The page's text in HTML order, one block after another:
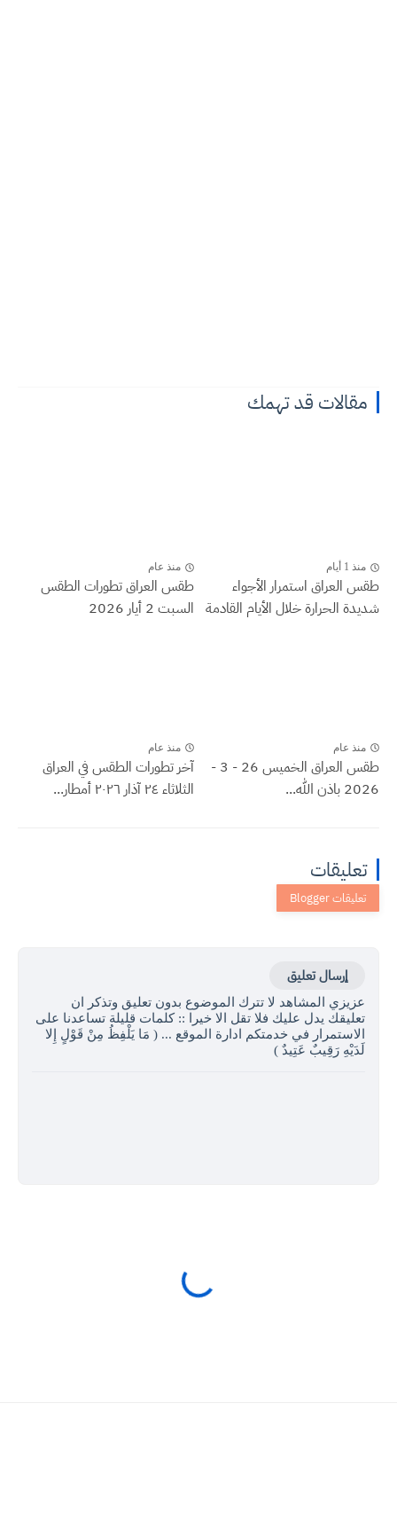
مقالات قد تهمك
منذ 1 أيام
طقس العراق ‏استمرار الأجواء
شديدة الحرارة خلال الأيام القادمة
منذ عام
طقس العراق تطورات الطقس
السبت 2 أيار 2026
منذ عام
طقس العراق الخميس 26 - 3 -
2026 باذن الله...
منذ عام
آخر تطورات الطقس في العراق
الثلاثاء ٢٤ آذار ٢٠٢٦ أمطار...
تعليقات
إرسال تعليق
عزيزي المشاهد لا تترك الموضوع بدون تعليق وتذكر ان
تعليقك يدل عليك فلا تقل الا خيرا :: كلمات قليلة تساعدنا على
الاستمرار في خدمتكم ادارة الموقع ... ( مَا يَلْفِظُ مِنْ قَوْلٍ إِلا
لَدَيْهِ رَقِيبٌ عَتِيدٌ )